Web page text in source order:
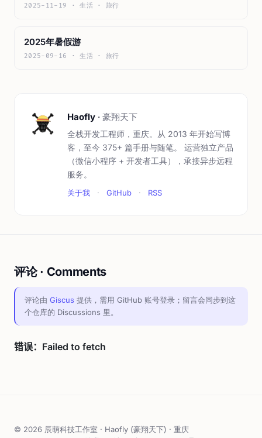
2025-11-19 · 生活 · 旅行
2025年暑假游
2025-09-16 · 生活 · 旅行
Haofly · 豪翔天下
全栈开发工程师，重庆。从 2013 年开始写博
客，至今 375+ 篇手册与随笔。 运营独立产品
（微信小程序 + 开发者工具），承接异步远程
服务。
关于我 · GitHub · RSS
评论 · Comments
评论由 Giscus 提供，需用 GitHub 账号登录；留言会同步到这
个仓库的 Discussions 里。
© 2026 辰萌科技工作室 · Haofly (豪翔天下) · 重庆